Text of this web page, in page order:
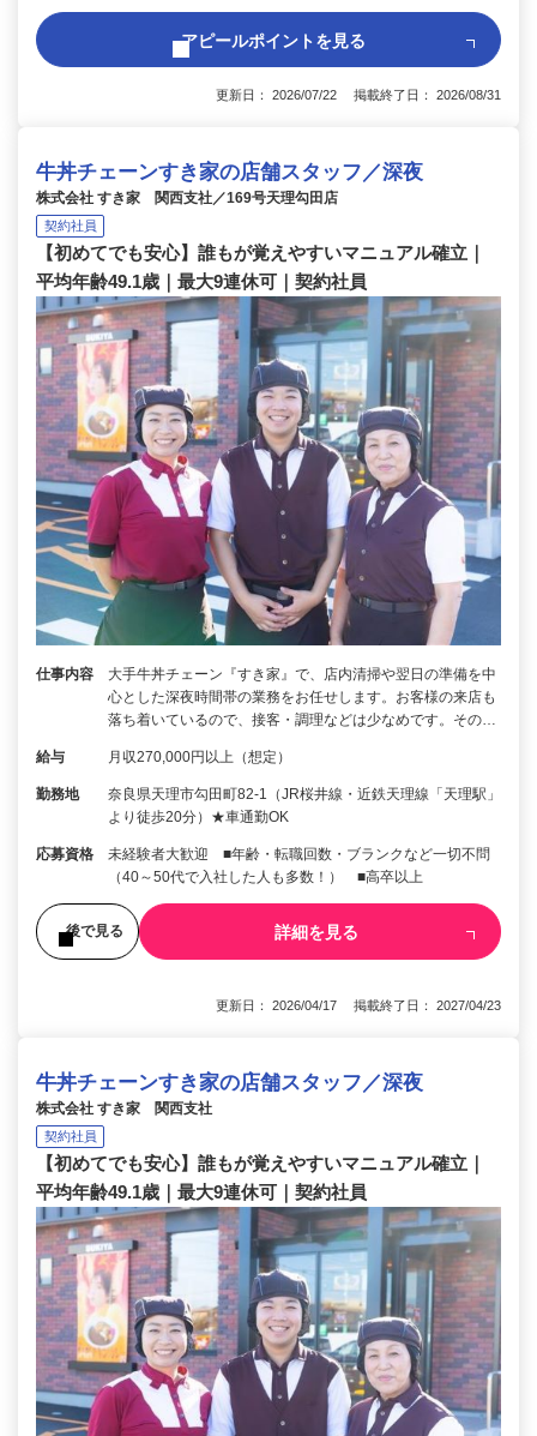
アピールポイントを見る
更新日： 2026/07/22 掲載終了日： 2026/08/31
牛丼チェーンすき家の店舗スタッフ／深夜
株式会社 すき家 関西支社／169号天理勾田店
契約社員
【初めてでも安心】誰もが覚えやすいマニュアル確立｜
平均年齢49.1歳｜最大9連休可｜契約社員
仕事内容
大手牛丼チェーン『すき家』で、店内清掃や翌日の準備を中
心とした深夜時間帯の業務をお任せします。お客様の来店も
落ち着いているので、接客・調理などは少なめです。その…
給与 月収270,000円以上（想定）
勤務地
奈良県天理市勾田町82-1（JR桜井線・近鉄天理線「天理駅」
より徒歩20分）★車通勤OK
応募資格
未経験者大歓迎 ■年齢・転職回数・ブランクなど一切不問
（40～50代で入社した人も多数！） ■高卒以上
後で見る 詳細を見る
更新日： 2026/04/17 掲載終了日： 2027/04/23
牛丼チェーンすき家の店舗スタッフ／深夜
株式会社 すき家 関西支社
契約社員
【初めてでも安心】誰もが覚えやすいマニュアル確立｜
平均年齢49.1歳｜最大9連休可｜契約社員